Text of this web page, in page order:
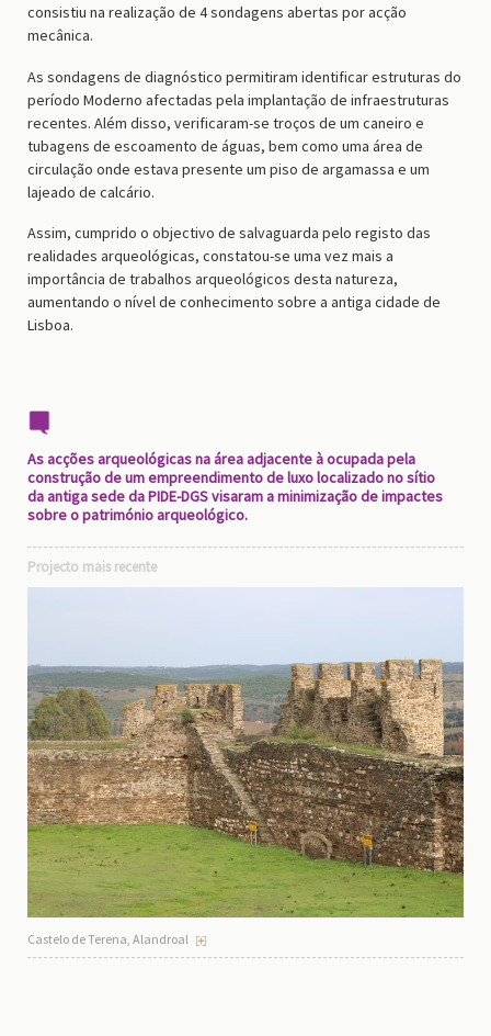
consistiu na realização de 4 sondagens abertas por acção
mecânica.
As sondagens de diagnóstico permitiram identificar estruturas do
período Moderno afectadas pela implantação de infraestruturas
recentes. Além disso, verificaram-se troços de um caneiro e
tubagens de escoamento de águas, bem como uma área de
circulação onde estava presente um piso de argamassa e um
lajeado de calcário.
Assim, cumprido o objectivo de salvaguarda pelo registo das
realidades arqueológicas, constatou-se uma vez mais a
importância de trabalhos arqueológicos desta natureza,
aumentando o nível de conhecimento sobre a antiga cidade de
Lisboa.
As acções arqueológicas na área adjacente à ocupada pela
construção de um empreendimento de luxo localizado no sítio
da antiga sede da PIDE-DGS visaram a minimização de impactes
sobre o património arqueológico.
Projecto mais recente
Castelo de Terena, Alandroal